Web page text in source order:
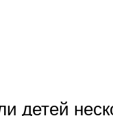
детей